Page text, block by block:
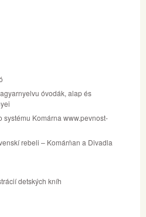
óvodák, alap és
systému Komárna www.pevnost-
rebeli – Komárňan a Divadla
detských kníh